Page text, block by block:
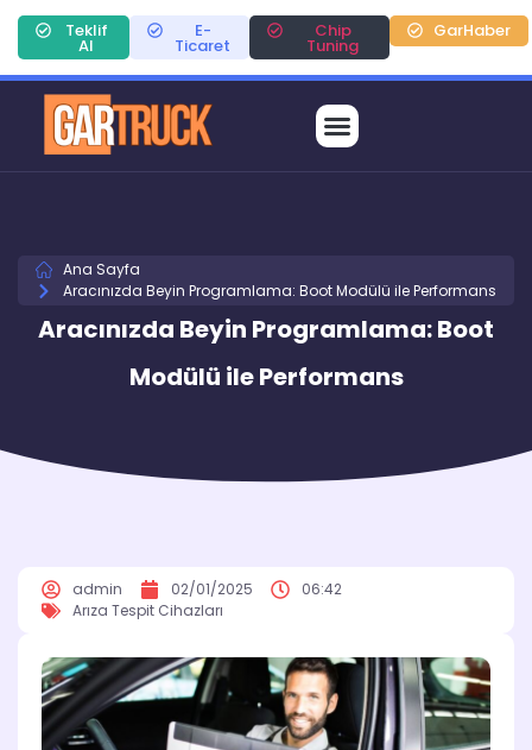
Teklif
Al
E-
Ticaret
Chip
Tuning
GarHaber
Ana Sayfa
Aracınızda Beyin Programlama: Boot Modülü ile Performans
Aracınızda Beyin Programlama: Boot
Modülü ile Performans
admin 02/01/2025
06:42
Arıza Tespit Cihazları